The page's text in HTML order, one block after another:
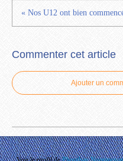
« Nos U12 ont bien
Commenter cet article
Ajouter un